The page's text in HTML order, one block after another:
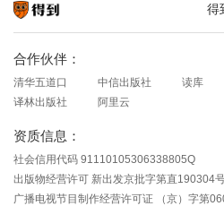
得
合作伙伴：
清华五道口 中信出版社 读库
译林出版社
阿里云
资质信息：
社会信用代码 91110105306338805Q
出版物经营许可 新出发京批字第直190304
广播电视节目制作经营许可证 （京）字第